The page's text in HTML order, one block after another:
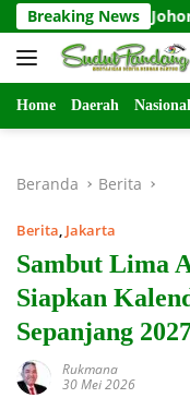
Langsung
ke
konten
Breaking News
KJRI Johor Bahru
Home Daerah Nasional
Beranda Berita
Berita, Jakarta
Sambut Lima
Siapkan
Sepanjang
Rukmana
30 Mei 2026